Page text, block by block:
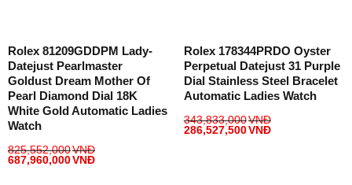
Rolex 81209GDDPM Lady-
Datejust Pearlmaster
Goldust Dream Mother Of
Pearl Diamond Dial 18K
White Gold Automatic Ladies
Watch
825,552,000VNĐ
687,960,000VNĐ
Rolex 178344PRDO Oyster
Perpetual Datejust 31 Purple
Dial Stainless Steel Bracelet
Automatic Ladies Watch
343,833,000VNĐ
286,527,500VNĐ